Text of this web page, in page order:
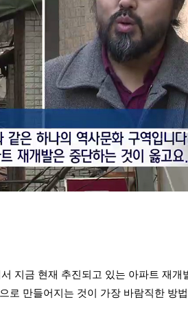
지금 현재 추진되고 있는 아파트 재개
로 만들어지는 것이 가장 바람직한 방